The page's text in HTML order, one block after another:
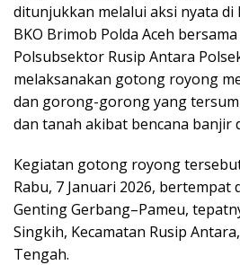
ditunjukkan melalui aksi nyata di
BKO Brimob Polda Aceh
Polsubsektor Rusip Antara
melaksanakan gotong royong
dan gorong-gorong yang
dan tanah akibat bencana banjir
Kegiatan gotong royong
Rabu, 7 Januari 2026, bertempat
Genting Gerbang–Pameu,
Singkih, Kecamatan Rusip
Tengah.